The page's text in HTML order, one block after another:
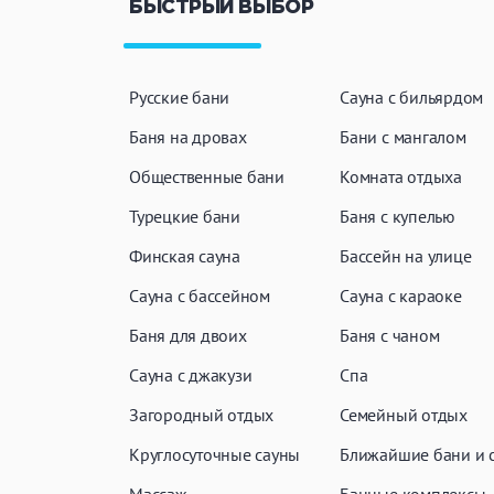
БЫСТРЫЙ ВЫБОР
Русские бани
Баня на дровах
Общественные бани
Турецкие бани
Финская сауна
Сауна с бассейном
Баня для двоих
Сауна с джакузи
Загородный отдых
Круглосуточные сауны
Сауна с бильярдом
Бани с мангалом
Комната отдыха
Баня с купелью
Бассейн на улице
Сауна с караоке
Баня с чаном
Спа
Семейный отдых
Ближайшие бани и